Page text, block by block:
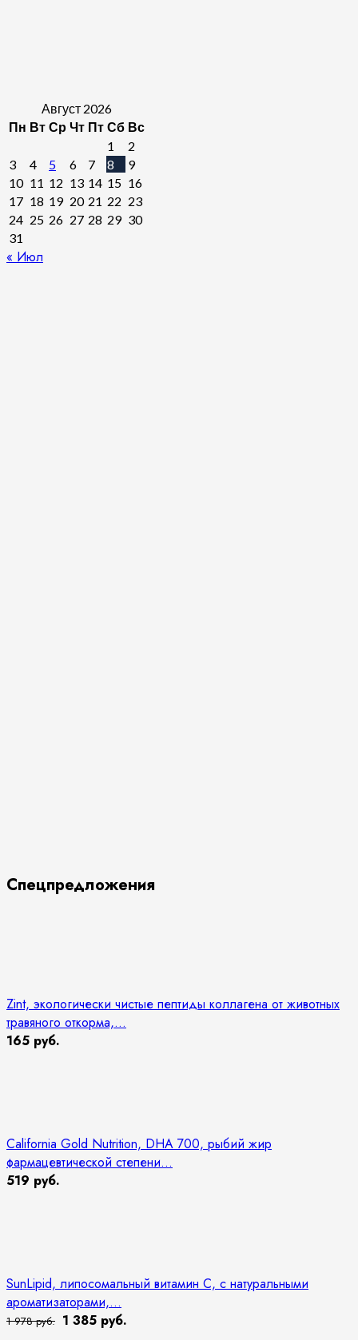
Август 2026
Пн Вт Ср Чт Пт Сб Вс
1
2
3
4 5 6 7 8
9
10 11 12 13 14 15 16
17 18 19 20 21 22 23
24 25 26 27 28 29 30
31
« Июл
Спецпредложения
Zint, экологически чистые пептиды коллагена от животных
травяного откорма,...
165 руб.
California Gold Nutrition, DHA 700, рыбий жир
фармацевтической степени...
519 руб.
SunLipid, липосомальный витамин C, с натуральными
ароматизаторами,...
1 978 руб. 1 385 руб.